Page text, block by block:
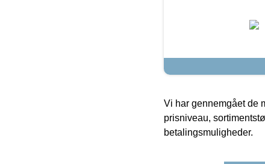
Vi har gennemgået de
prisniveau,
betalingsmuligheder.